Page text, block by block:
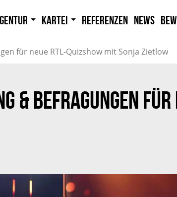
Kartei Referenzen News
für neue RTL-Quizshow mit Sonja Zietlow
& BEFRAGUNGEN